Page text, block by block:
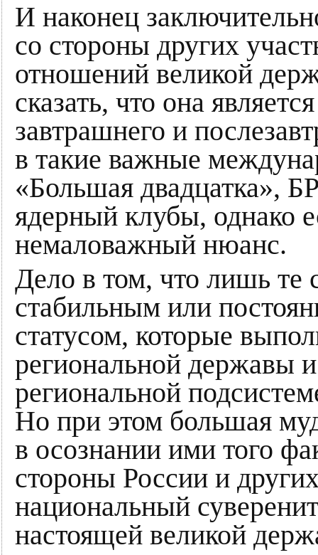
И наконец
со стороны других
отношений великой
сказать, что она
завтрашнего и
в такие важные
«Большая двадцатка»,
ядерный клубы, однако
немаловажный нюанс.
Дело в том, что лишь те
стабильным или
статусом, которые
региональной державы
региональной
Но при этом большая
в осознании ими того
стороны России и
национальный
настоящей великой